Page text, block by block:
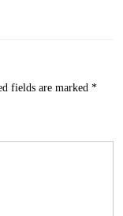
fields are marked *